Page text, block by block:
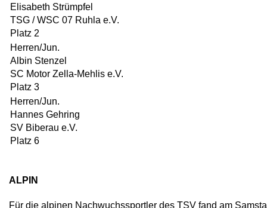
Elisabeth Strümpfel
TSG / WSC 07 Ruhla e.V.
Platz 2
Herren/Jun.
Albin Stenzel
SC Motor Zella-Mehlis e.V.
Platz 3
Herren/Jun.
Hannes Gehring
SV Biberau e.V.
Platz 6
ALPIN
Für die alpinen Nachwuchssportler des TSV fand am